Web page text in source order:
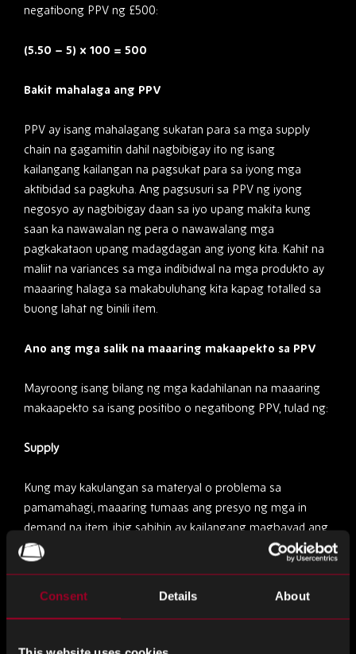
Consent Details About
negatibong PPV ng £500:
(5.50 – 5) x 100 = 500
Bakit mahalaga ang PPV
PPV ay isang mahalagang sukatan para sa mga supply
chain na gagamitin dahil nagbibigay ito ng isang
kailangang kailangan na pagsukat para sa iyong mga
aktibidad sa pagkuha. Ang pagsusuri sa PPV ng iyong
negosyo ay nagbibigay daan sa iyo upang makita kung
saan ka nawawalan ng pera o nawawalang mga
pagkakataon upang madagdagan ang iyong kita. Kahit na
maliit na variances sa mga indibidwal na mga produkto ay
maaaring halaga sa makabuluhang kita kapag totalled sa
buong lahat ng binili item.
Ano ang mga salik na maaaring makaapekto sa PPV
Mayroong isang bilang ng mga kadahilanan na maaaring
makaapekto sa isang positibo o negatibong PPV, tulad ng:
Supply
Kung may kakulangan sa materyal o problema sa
pamamahagi, maaaring tumaas ang presyo ng mga in
demand na item, ibig sabihin ay kailangang magbayad ang
mga negosyo ng higit pa sa una nilang hinulaan.
item na may mataas na demand at, sa kabaligtaran,